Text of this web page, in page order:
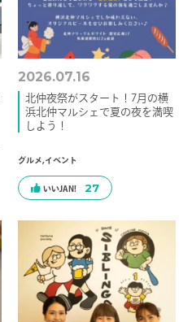
2026.07.16
北仲夜祭がスタート！7月の横
浜北仲マルシェで夏の夜を満喫
しよう！
グルメ,イベント
27